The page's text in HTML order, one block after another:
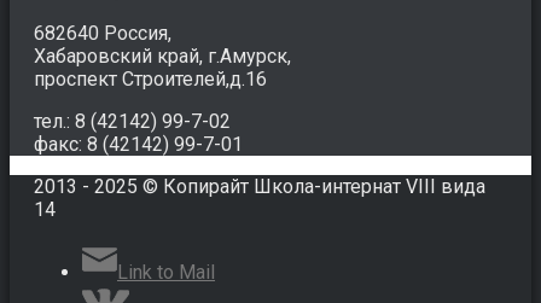
682640 Россия,
Хабаровский край, г.Амурск,
проспект Строителей,д.16
тел.: 8 (42142) 99-7-02
факс: 8 (42142) 99-7-01
2013 - 2025 © Копирайт Школа-интернат VIII вида
14
Link to Mail